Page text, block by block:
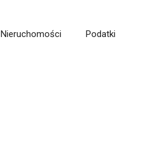
Nieruchomości Podatki